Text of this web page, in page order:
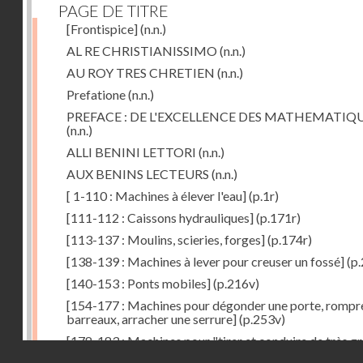
PAGE DE TITRE
[Frontispice](n.n.)
AL RE CHRISTIANISSIMO (n.n.)
AU ROY TRES CHRETIEN (n.n.)
Prefatione(n.n.)
PREFACE : DE L'EXCELLENCE DES
(n.n.)
ALLI BENINI LETTORI (n.n.)
AUX BENINS LECTEURS (n.n.)
[ 1-110 : Machines à élever l'eau](p.1r)
[111-112 : Caissons hydrauliques](p.171r)
[113-137 : Moulins, scieries, forges](p.174r)
[138-139 : Machines à lever pour creuser un fossé]
[140-153 : Ponts mobiles](p.216v)
[154-177 : Machines pour dégonder une porte,
barreaux, arracher une serrure](p.253v)
[178-183 : Machines pour "tirer et conduire de très